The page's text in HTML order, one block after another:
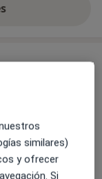
miedo o la
entornos,
puede
similares)
y ofrecer
Si